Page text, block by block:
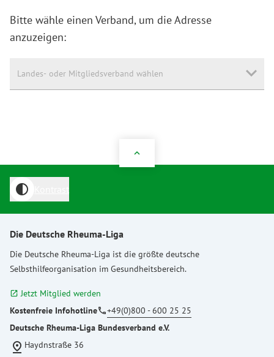
Bitte wähle einen Verband, um die Adresse
anzuzeigen:
Landes- oder Mitgliedsverband wählen
expand_less
contrast
Die Deutsche Rheuma-Liga
Die Deutsche Rheuma-Liga ist die größte deutsche
Selbsthilfeorganisation im Gesundheitsbereich.
open_in_new Jetzt Mitglied werden
Kostenfreie Infohotlinephone+49(0)800 - 600 25 25
Deutsche Rheuma-Liga Bundesverband e.V.
pin_drop Haydnstraße 36